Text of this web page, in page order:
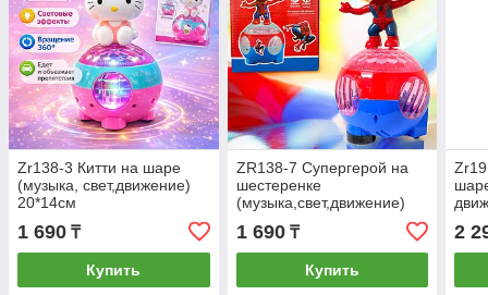
Zr138-3 Китти на шаре
(музыка, свет,движение)
20*14см
1 690 ₸
Купить
ZR138-7 Супергерой на
шестеренке
(музыка,свет,движение)
20х14см
1 690₸
Купить
2